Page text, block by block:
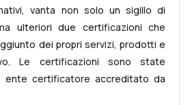
vanta non solo un sigillo di
ulteriori due certificazioni che
dei propri servizi, prodotti e
Le certificazioni sono state
ente certificatore accreditato da